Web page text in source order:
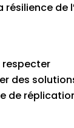
résilience de
respecter
des
de